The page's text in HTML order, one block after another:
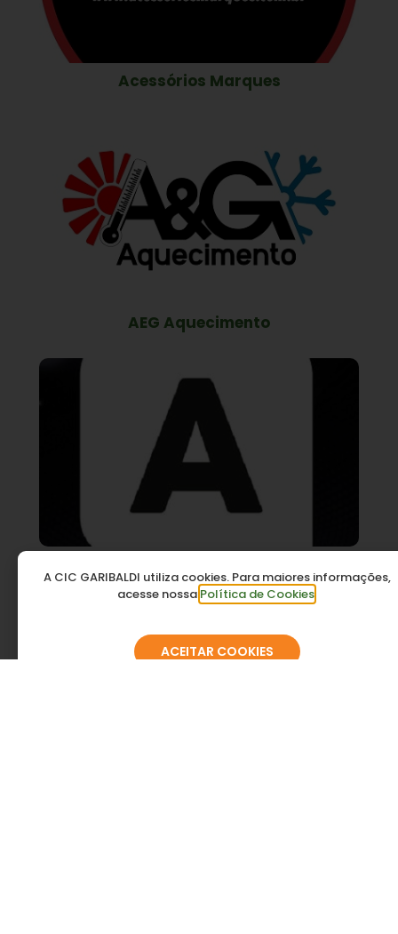
Acessórios Marques
AEG Aquecimento
A CIC GARIBALDI utiliza cookies. Para maiores informações,
acesse nossa Política de Cookies.
ACEITAR COOKIES